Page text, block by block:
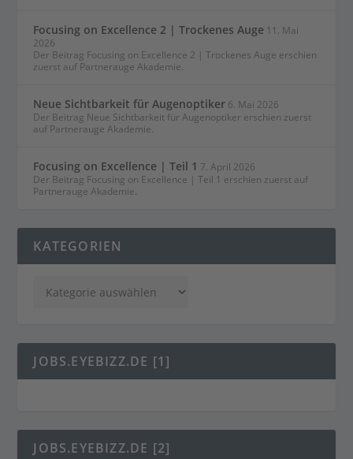
Focusing on Excellence 2 | Trockenes Auge 11. Mai
2026
Der Beitrag Focusing on Excellence 2 | Trockenes Auge erschien
zuerst auf Partnerauge Akademie.
Neue Sichtbarkeit für Augenoptiker 6. Mai 2026
Der Beitrag Neue Sichtbarkeit für Augenoptiker erschien zuerst
auf Partnerauge Akademie.
Focusing on Excellence | Teil 1 7. April 2026
Der Beitrag Focusing on Excellence | Teil 1 erschien zuerst auf
Partnerauge Akademie.
KATEGORIEN
JOBS.EYEBIZZ.DE [1]
JOBS.EYEBIZZ.DE [2]